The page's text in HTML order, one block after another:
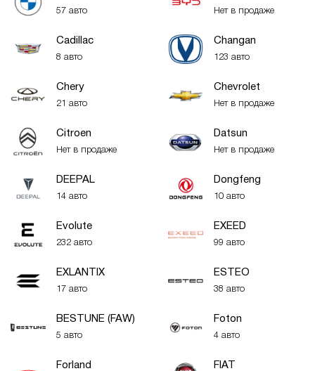
57 авто Нет в продаже
Cadillac
8 авто
Changan
123 авто
Chery
21 авто
Chevrolet
Нет в продаже
Citroen
Нет в продаже
Datsun
Нет в продаже
DEEPAL
14 авто
Dongfeng
10 авто
Evolute
232 авто
EXEED
99 авто
EXLANTIX
17 авто
ESTEO
38 авто
BESTUNE (FAW)
5 авто
Foton
4 авто
Forland FIAT